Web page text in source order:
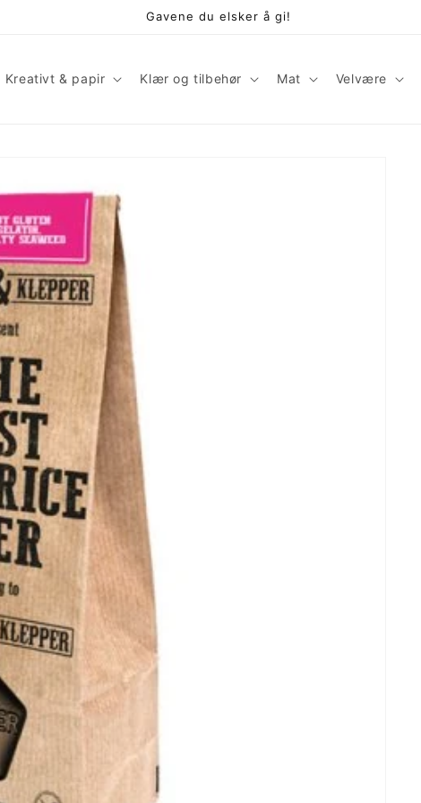
Gavene du elsker å gi!
Kreativt & papir Klær og tilbehør Mat Velvære